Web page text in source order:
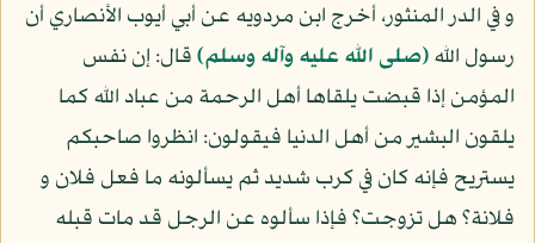
و في الدر المنثور، أخرج ابن مردويه عن أبي أيوب الأنصاري أن
رسول الله(صلى الله عليه وآله وسلم)قال: إن نفس
المؤمن إذا قبضت يلقاها أهل الرحمة من عباد الله كما
يلقون البشير من أهل الدنيا فيقولون: انظروا صاحبكم
يستريح فإنه كان في كرب شديد ثم يسألونه ما فعل فلان و
فلانة؟ هل تزوجت؟ فإذا سألوه عن الرجل قد مات قبله